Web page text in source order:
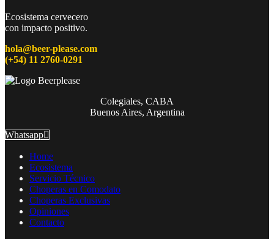
Ecosistema cervecero
con impacto positivo.
hola@beer-please.com
(+54) 11 2760-0291
Colegiales, CABA
Buenos Aires, Argentina
Whatsapp
Home
Ecosistema
Servicio Técnico
Choperas en Comodato
Choperas Exclusivas
Opiniones
Contacto